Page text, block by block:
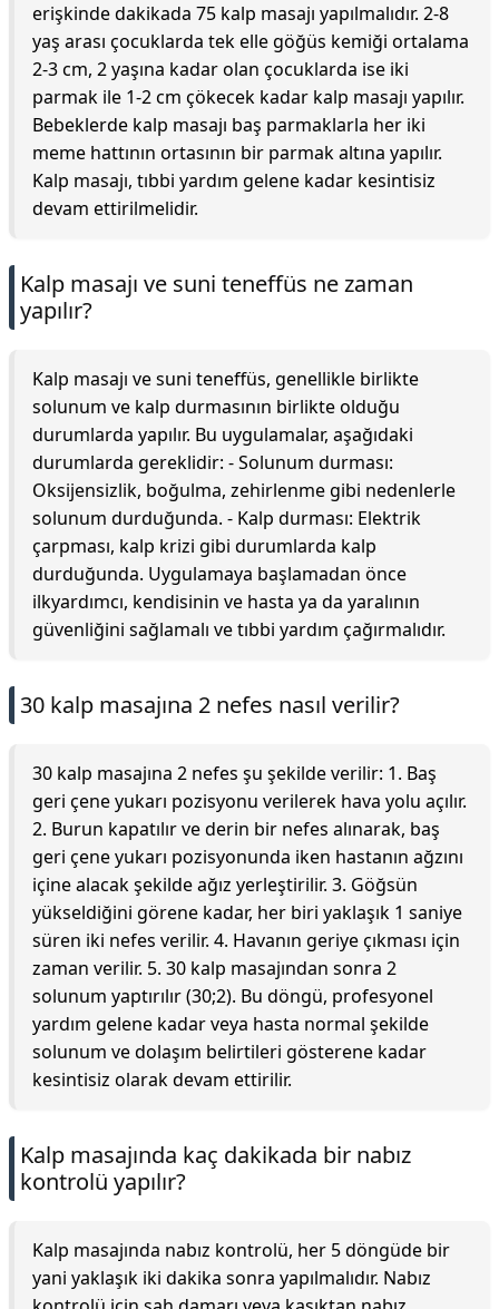
erişkinde dakikada 75 kalp masajı yapılmalıdır. 2-8
yaş arası çocuklarda tek elle göğüs kemiği ortalama
2-3 cm, 2 yaşına kadar olan çocuklarda ise iki
parmak ile 1-2 cm çökecek kadar kalp masajı yapılır.
Bebeklerde kalp masajı baş parmaklarla her iki
meme hattının ortasının bir parmak altına yapılır.
Kalp masajı, tıbbi yardım gelene kadar kesintisiz
devam ettirilmelidir.
Kalp masajı ve suni teneffüs ne zaman
yapılır?
Kalp masajı ve suni teneffüs, genellikle birlikte
solunum ve kalp durmasının birlikte olduğu
durumlarda yapılır. Bu uygulamalar, aşağıdaki
durumlarda gereklidir: - Solunum durması:
Oksijensizlik, boğulma, zehirlenme gibi nedenlerle
solunum durduğunda. - Kalp durması: Elektrik
çarpması, kalp krizi gibi durumlarda kalp
durduğunda. Uygulamaya başlamadan önce
ilkyardımcı, kendisinin ve hasta ya da yaralının
güvenliğini sağlamalı ve tıbbi yardım çağırmalıdır.
30 kalp masajına 2 nefes nasıl verilir?
30 kalp masajına 2 nefes şu şekilde verilir: 1. Baş
geri çene yukarı pozisyonu verilerek hava yolu açılır.
2. Burun kapatılır ve derin bir nefes alınarak, baş
geri çene yukarı pozisyonunda iken hastanın ağzını
içine alacak şekilde ağız yerleştirilir. 3. Göğsün
yükseldiğini görene kadar, her biri yaklaşık 1 saniye
süren iki nefes verilir. 4. Havanın geriye çıkması için
zaman verilir. 5. 30 kalp masajından sonra 2
solunum yaptırılır (30;2). Bu döngü, profesyonel
yardım gelene kadar veya hasta normal şekilde
solunum ve dolaşım belirtileri gösterene kadar
kesintisiz olarak devam ettirilir.
Kalp masajında kaç dakikada bir nabız
kontrolü yapılır?
Kalp masajında nabız kontrolü, her 5 döngüde bir
yani yaklaşık iki dakika sonra yapılmalıdır. Nabız